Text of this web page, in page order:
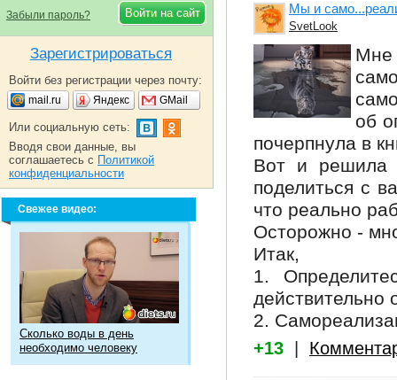
Мы и
SvetLook
об
почерпнула в
Вот и решила
поделиться с
что реально
Осторожно -
Итак,
1.
действительно
2.
+13
Забыли пароль?
Зарегистрироваться
Войти без регистрации через почту:
mail.ru Яндекс GMail
Или социальную сеть:
Вводя свои данные, вы
соглашаетесь с Политикой
конфиденциальности
Свежее видео:
Сколько воды в день
необходимо человеку